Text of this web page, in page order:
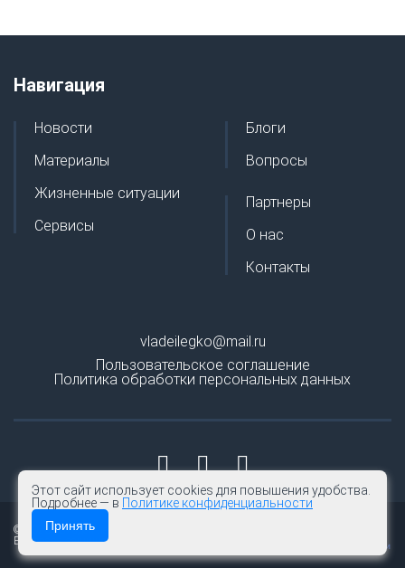
Навигация
Новости
Материалы
Жизненные ситуации
Сервисы
Блоги
Вопросы
Партнеры
О нас
Контакты
vladeilegko@mail.ru
Пользовательское соглашение
Политика обработки персональных данных
© 2026 | Владей легко
Все права защищены.
Этот сайт использует cookies для повышения удобства.
Подробнее — в Политике конфиденциальности
Принять